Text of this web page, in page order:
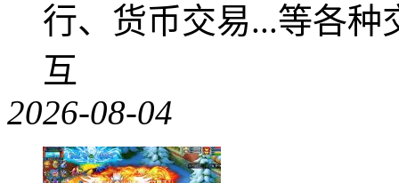
行、货币交易...等各
互
2026-08-04